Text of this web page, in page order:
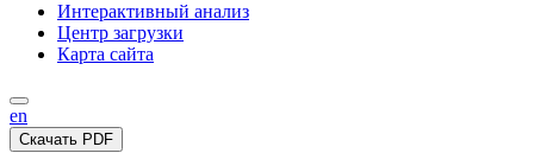
Интерактивный анализ
Центр загрузки
Карта сайта
en
Скачать PDF